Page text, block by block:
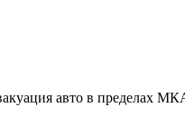
авто в пределах